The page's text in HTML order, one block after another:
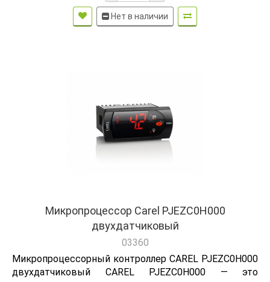
Нет в наличии
Микропроцессор Carel PJEZC0H000
двухдатчиковый
03360
Микропроцессорный контроллер CAREL PJEZC0H000
двухдатчиковый CAREL PJEZC0H000 — это